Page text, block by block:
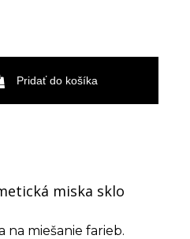
Pridať do košíka
miska sklo
na miešanie farieb.